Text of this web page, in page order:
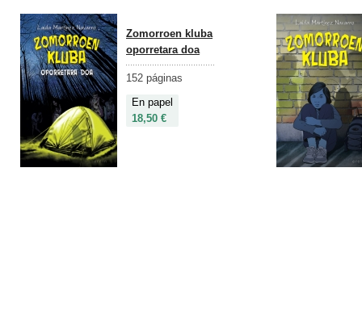
Zomorroen kluba
oporretara doa
152 páginas
En papel
18,50 €